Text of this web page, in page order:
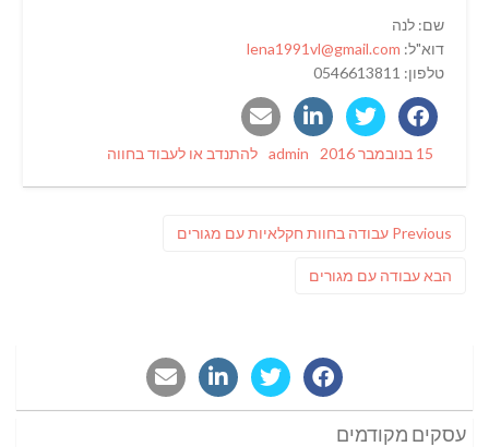
שם: לנה
דוא"ל: lena1991vl@gmail.com
טלפון: 0546613811
Posted
15 בנובמבר 2016 Author
admin
Categories
להתנדב או לעבוד בחווה
Previous
Previous
עבודה בחוות חקלאיות עם מגורים
הבאפוסט
עבודה עם מגורים
עסקים מקודמים